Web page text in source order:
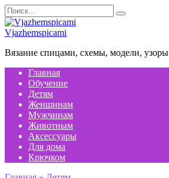
Перейти
к
содержанию
Search
for:
Vjazhemspicami
Вязание спицами, схемы, модели, узоры
Главная
Обучение
Детям
Женщинам
Мужчинам
Животным
Аксессуары
Для дома
Крючком